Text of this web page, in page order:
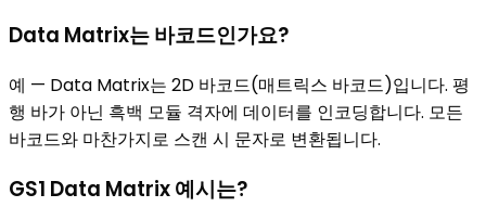
Data Matrix는 바코드인가요?
예 — Data Matrix는 2D 바코드(매트릭스 바코드)입니다. 평
행 바가 아닌 흑백 모듈 격자에 데이터를 인코딩합니다. 모든
바코드와 마찬가지로 스캔 시 문자로 변환됩니다.
GS1 Data Matrix 예시는?